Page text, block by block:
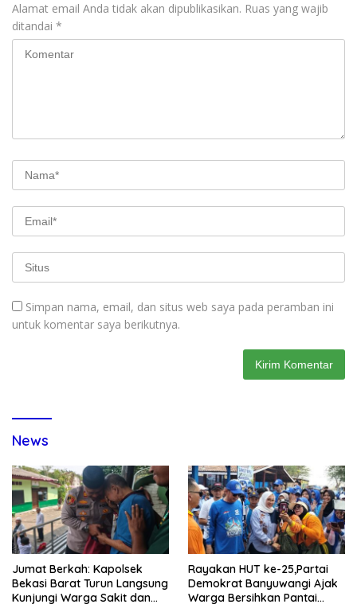
Alamat email Anda tidak akan dipublikasikan. Ruas yang wajib
ditandai *
Simpan nama, email, dan situs web saya pada peramban ini
untuk komentar saya berikutnya.
News
Jumat Berkah: Kapolsek
Bekasi Barat Turun Langsung
Kunjungi Warga Sakit dan
Rayakan HUT ke-25,Partai
Demokrat Banyuwangi Ajak
Warga Bersihkan Pantai